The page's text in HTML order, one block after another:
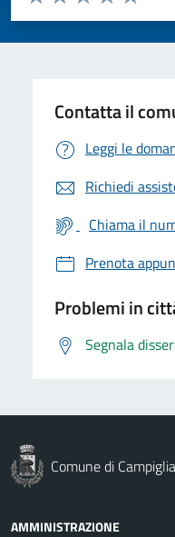
Valuta 5
Valuta 4
Valuta 3 stelle
Valuta 2 stelle su 5
Valuta 1 stelle su 5
Contatta il
Leggi le
Richiedi
Chiama il
Prenota
Problemi in
Segnala
Comune di
AMMINISTRAZIONE